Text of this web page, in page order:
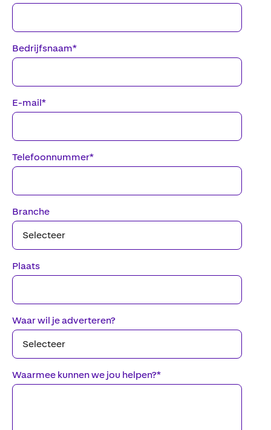
Bedrijfsnaam*
E-mail*
Telefoonnummer*
Branche
Plaats
Waar wil je adverteren?
Waarmee kunnen we jou helpen?*